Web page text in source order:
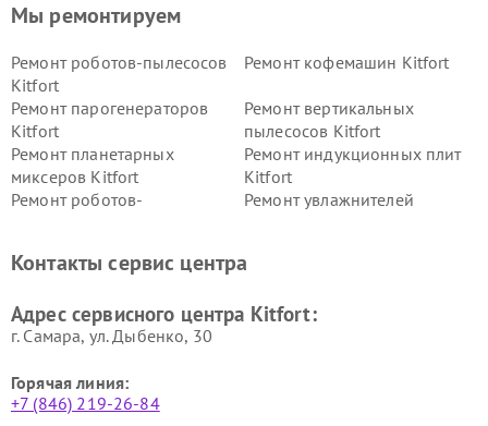
Мы ремонтируем
Ремонт роботов-пылесосов
Kitfort
Ремонт кофемашин Kitfort
Ремонт парогенераторов
Kitfort
Ремонт вертикальных
пылесосов Kitfort
Ремонт планетарных
миксеров Kitfort
Ремонт индукционных плит
Kitfort
Ремонт роботов-
Ремонт увлажнителей
Kitfort
Kitfort
Kitfort
Kitfort
Контакты сервис центра
Адрес сервисного центра Kitfort:
г. Самара, ул. Дыбенко, 30
Горячая линия:
+7 (846) 219-26-84